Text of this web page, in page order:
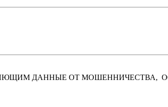
ДАННЫЕ ОТ МОШЕННИЧЕСТВА,